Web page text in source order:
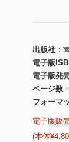
出版社
電子版
電子版発
ページ数
フォーマ
電子版販
(本体